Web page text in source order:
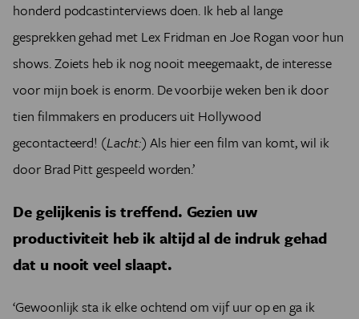
honderd podcastinterviews doen. Ik heb al lange
gesprekken gehad met Lex Fridman en Joe Rogan voor hun
shows. Zoiets heb ik nog nooit meegemaakt, de interesse
voor mijn boek is enorm. De voorbije weken ben ik door
tien filmmakers en producers uit Hollywood
gecontacteerd! (Lacht:) Als hier een film van komt, wil ik
door Brad Pitt gespeeld worden.’
De gelijkenis is treffend. Gezien uw
productiviteit heb ik altijd al de indruk gehad
dat u nooit veel slaapt.
‘Gewoonlijk sta ik elke ochtend om vijf uur op en ga ik